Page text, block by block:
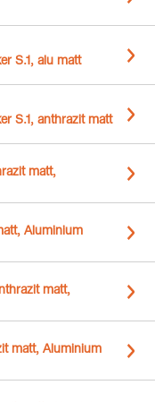
S.1, alu matt
S.1, anthrazit matt
matt,
Aluminium
matt,
matt, Aluminium